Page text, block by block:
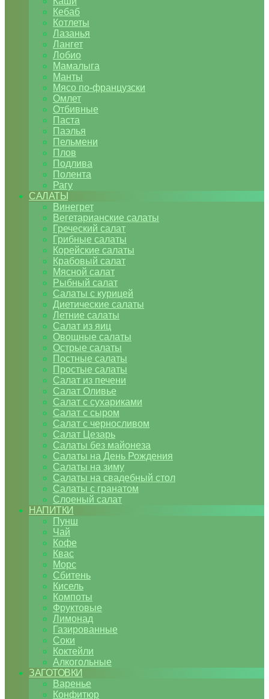
Кебаб
Котлеты
Лазанья
Лангет
Лобио
Мамалыга
Манты
Мясо по-французски
Омлет
Отбивные
Паста
Паэлья
Пельмени
Плов
Подлива
Полента
Рагу
САЛАТЫ
Винегрет
Вегетарианские салаты
Греческий салат
Грибные салаты
Корейские салаты
Крабовый салат
Мясной салат
Рыбный салат
Салаты с курицей
Диетические салаты
Летние салаты
Салат из яиц
Овощные салаты
Острые салаты
Постные салаты
Простые салаты
Салат из печени
Салат Оливье
Салат с сухариками
Салат с сыром
Салат с черносливом
Салат Цезарь
Салаты без майонеза
Салаты на День Рождения
Салаты на зиму
Салаты на свадебный стол
Салаты с гранатом
Слоеный салат
НАПИТКИ
Пунш
Чай
Кофе
Квас
Морс
Сбитень
Кисель
Компоты
Фруктовые
Лимонад
Газированные
Соки
Коктейли
Алкогольные
ЗАГОТОВКИ
Варенье
Конфитюр